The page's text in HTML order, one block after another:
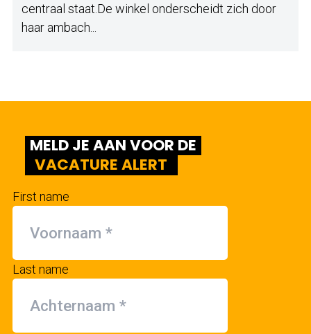
centraal staat.De winkel onderscheidt zich door
haar ambach...
MELD JE AAN VOOR DE
VACATURE ALERT
First name
Last name